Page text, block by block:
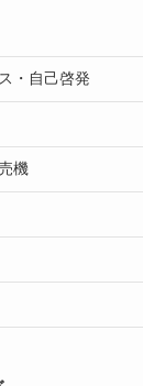
・自己啓発
機